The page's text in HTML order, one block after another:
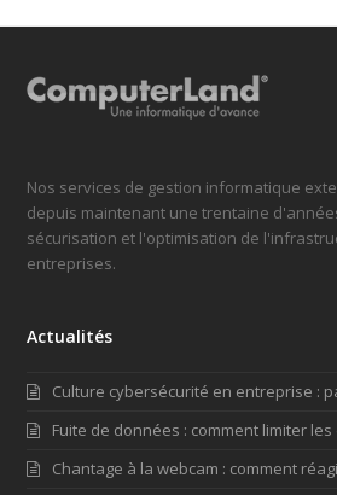
Nos services de gestion informatique
depuis maintenant une trentaine
sécurisation et l'optimisation de
entreprises.
Actualités
Culture cybersécurité en entreprise :
Fuite de données : comment limiter
Chantage à la webcam : comment